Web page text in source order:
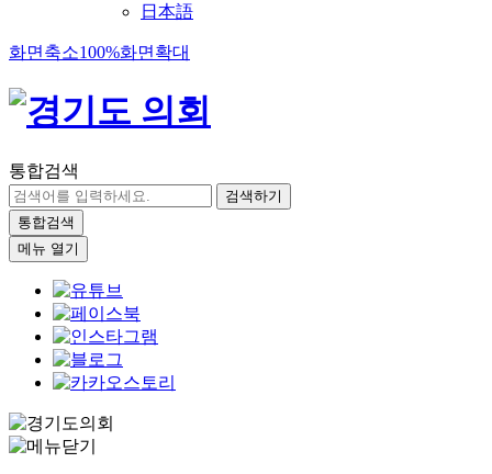
日本語
화면축소100%화면확대
통합검색
검색하기
통합검색
메뉴 열기